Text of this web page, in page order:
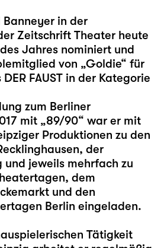
Banneyer in der
Zeitschrift Theater heute
Jahres nominiert und
von „Goldie“ für
FAUST in der Kategorie
zum Berliner
mit „89/90“ war er mit
Produktionen zu den
der
und jeweils mehrfach zu
dem
und den
Berlin eingeladen.
Tätigkeit